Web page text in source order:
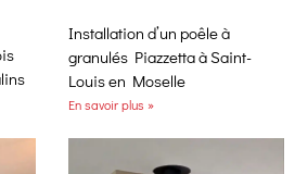
Installation d’un poêle à
granulés Piazzetta à Saint-
Louis en Moselle
En savoir plus »